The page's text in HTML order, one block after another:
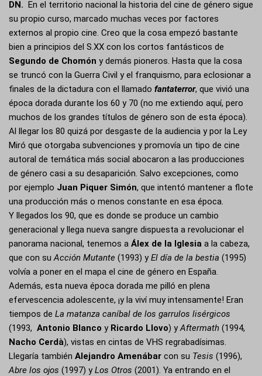
DN. En el territorio nacional la historia del cine de género sigue
su propio curso, marcado muchas veces por factores
externos al propio cine. Creo que la cosa empezó bastante
bien a principios del S.XX con los cortos fantásticos de
Segundo de Chomón y demás pioneros. Hasta que la cosa
se truncó con la Guerra Civil y el franquismo, para eclosionar a
finales de la dictadura con el llamado fantaterror, que vivió una
época dorada durante los 60 y 70 (no me extiendo aquí, pero
muchos de los grandes títulos de género son de esta época).
Al llegar los 80 quizá por desgaste de la audiencia y por la Ley
Miró que otorgaba subvenciones y promovía un tipo de cine
autoral de temática más social abocaron a las producciones
de género casi a su desaparición. Salvo excepciones, como
por ejemplo Juan Piquer Simón, que intentó mantener a flote
una producción más o menos constante en esa época.
Y llegados los 90, que es donde se produce un cambio
generacional y llega nueva sangre dispuesta a revolucionar el
panorama nacional, tenemos a Álex de la Iglesia a la cabeza,
que con suAcción Mutante (1993) yEl día de la bestia (1995)
volvía a poner en el mapa el cine de género en España.
Además, esta nueva época dorada me pilló en plena
efervescencia adolescente, ¡y la viví muy intensamente! Eran
tiempos de La matanza caníbal de los garrulos lisérgicos
(1993, Antonio Blanco y Ricardo Llovo) yAftermath (1994,
Nacho Cerdà), vistas en cintas de VHS regrabadísimas.
Llegaría también Alejandro Amenábar con su Tesis (1996),
Abre los ojos (1997) yLos Otros (2001). Ya entrando en el